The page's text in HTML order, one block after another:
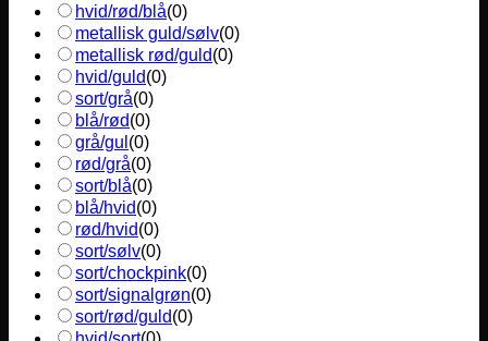
hvid/rød/blå(0)
metallisk guld/sølv(0)
metallisk rød/guld(0)
hvid/guld(0)
sort/grå(0)
blå/rød(0)
grå/gul (0)
rød/grå(0)
sort/blå(0)
blå/hvid(0)
rød/hvid(0)
sort/sølv(0)
sort/chockpink(0)
sort/signalgrøn(0)
sort/rød/guld(0)